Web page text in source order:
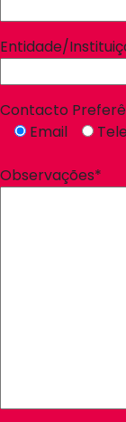
Entidade/
Contacto
Email
Observações*